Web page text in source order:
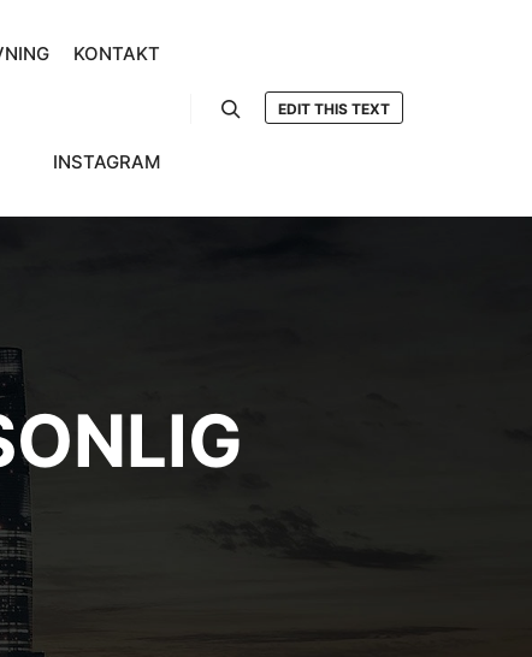
KONTAKT
INSTAGRAM
EDIT THIS TEXT